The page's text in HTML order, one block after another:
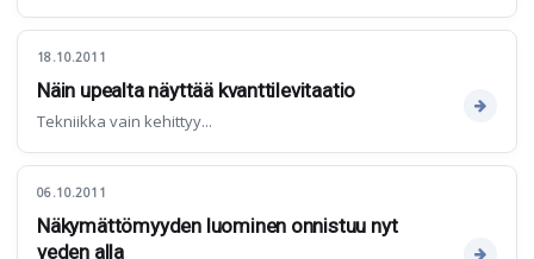
18.10.2011
Näin upealta näyttää kvanttilevitaatio
Tekniikka vain kehittyy...
06.10.2011
Näkymättömyyden luominen onnistuu nyt
veden alla